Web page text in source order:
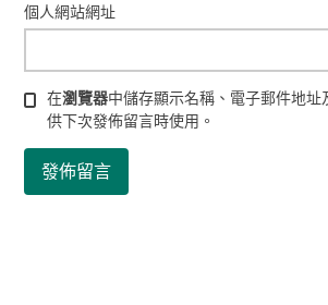
個人網站網址
在瀏覽器中儲存顯示名稱、電子郵件地址
供下次發佈留言時使用。